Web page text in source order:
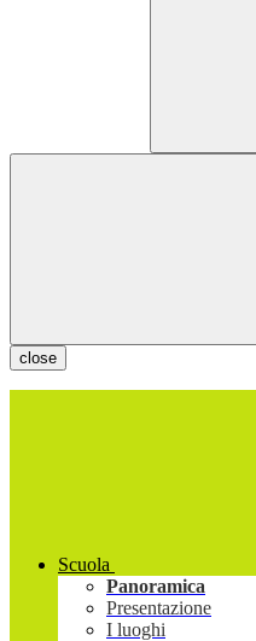
close
Scuola
Panoramica
Presentazione
I luoghi